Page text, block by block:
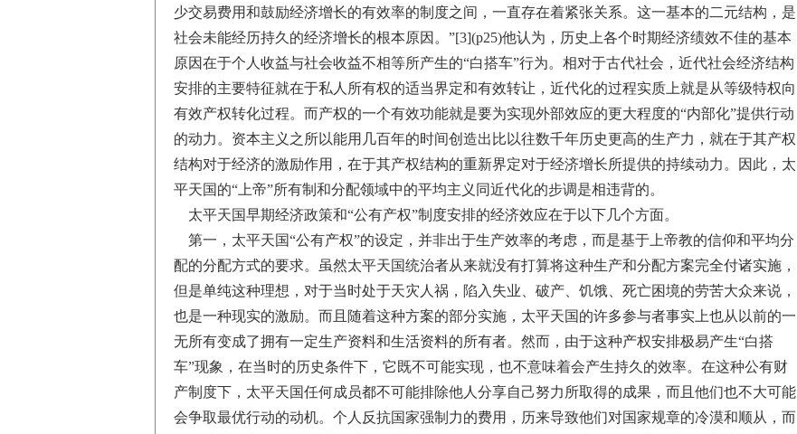
少交易费用和鼓励经济增长的有效率的制度之间，一直存在着紧张关系。这一基本的二元结构，是
社会未能经历持久的经济增长的根本原因。”[3](p25)他认为，历史上各个时期经济绩效不佳的基本
原因在于个人收益与社会收益不相等所产生的“白搭车”行为。相对于古代社会，近代社会经济结构
安排的主要特征就在于私人所有权的适当界定和有效转让，近代化的过程实质上就是从等级特权向
有效产权转化过程。而产权的一个有效功能就是要为实现外部效应的更大程度的“内部化”提供行动
的动力。资本主义之所以能用几百年的时间创造出比以往数千年历史更高的生产力，就在于其产权
结构对于经济的激励作用，在于其产权结构的重新界定对于经济增长所提供的持续动力。因此，太
平天国的“上帝”所有制和分配领域中的平均主义同近代化的步调是相违背的。
太平天国早期经济政策和“公有产权”制度安排的经济效应在于以下几个方面。
第一，太平天国“公有产权”的设定，并非出于生产效率的考虑，而是基于上帝教的信仰和平均分
配的分配方式的要求。虽然太平天国统治者从来就没有打算将这种生产和分配方案完全付诸实施，
但是单纯这种理想，对于当时处于天灾人祸，陷入失业、破产、饥饿、死亡困境的劳苦大众来说，
也是一种现实的激励。而且随着这种方案的部分实施，太平天国的许多参与者事实上也从以前的一
无所有变成了拥有一定生产资料和生活资料的所有者。然而，由于这种产权安排极易产生“白搭
车”现象，在当时的历史条件下，它既不可能实现，也不意味着会产生持久的效率。在这种公有财
产制度下，太平天国任何成员都不可能排除他人分享自己努力所取得的成果，而且他们也不大可能
会争取最优行动的动机。个人反抗国家强制力的费用，历来导致他们对国家规章的冷漠和顺从，而